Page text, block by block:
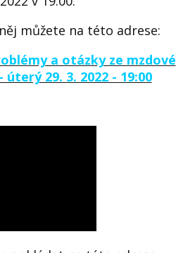
můžete na této adrese:
a otázky ze mzdové
29. 3. 2022 - 19:00